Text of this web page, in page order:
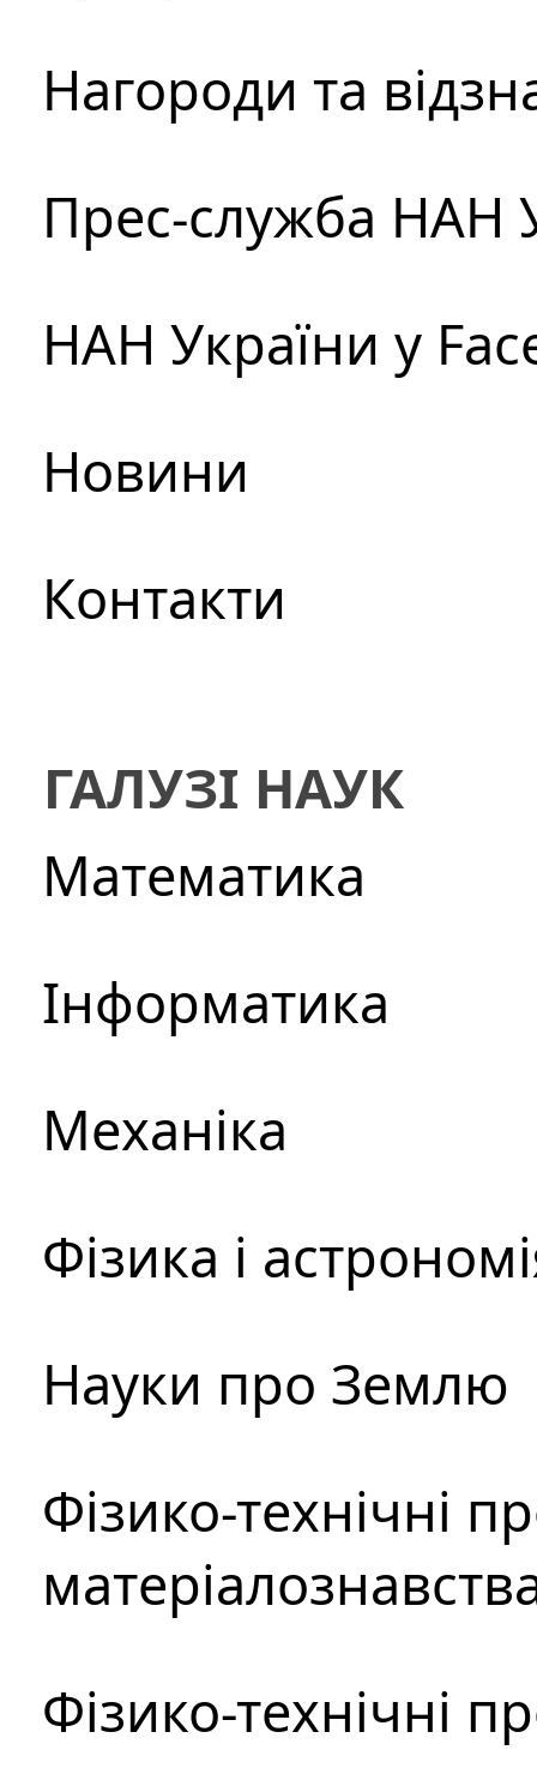
Нагороди та
Прес-служба НАН
НАН України у
Новини
Контакти
ГАЛУЗІ НАУК
Математика
Інформатика
Механіка
Фізика і
Науки про Землю
Фізико-технічні
Фізико-технічні